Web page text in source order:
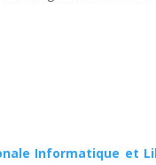
Informatique et